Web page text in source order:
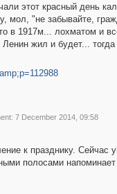
этот красный день
мол, "не забывайте,
в 1917м... лохматом и
жил и будет...
7 December 2014, 09:58
к празднику. Сейчас
полосами напоминает